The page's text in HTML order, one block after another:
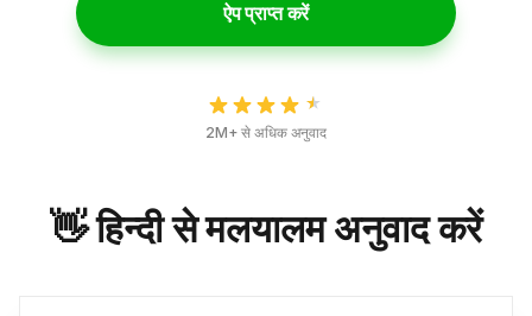
ऐप प्राप्त करें
2M+ से अधिक अनुवाद
👋 हिन्दी से मलयालम अनुवाद करें